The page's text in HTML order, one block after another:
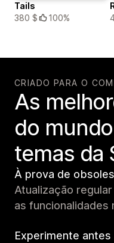
Tails
380 $
100%
CRIADO PARA O
As
do
temas da
À prova de
Atualização
as funcionalidades
Experimente